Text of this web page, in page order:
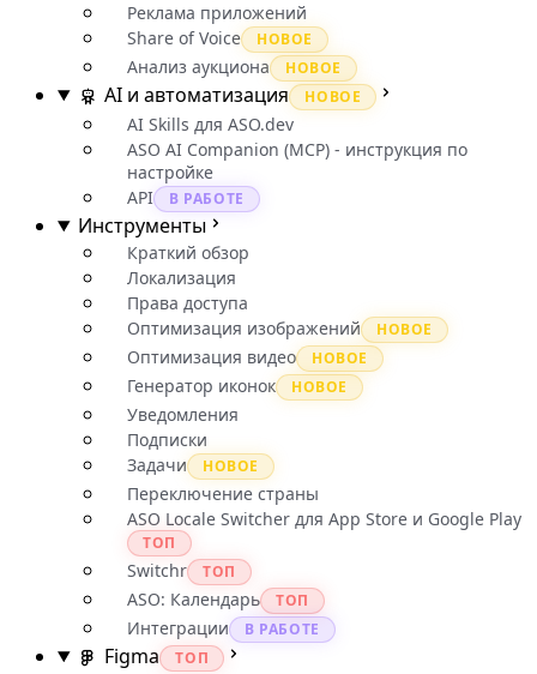
Реклама приложений
Share of Voice
НОВОЕ
Анализ аукциона НОВОЕ
AI и автоматизация НОВОЕ
AI Skills для ASO.dev
ASO AI Companion (MCP) - инструкция по
настройке
API
В РАБОТЕ
Инструменты
Краткий обзор
Локализация
Права доступа
Оптимизация изображений
НОВОЕ
Оптимизация видео НОВОЕ
Генератор иконок НОВОЕ
Уведомления
Подписки
Задачи
НОВОЕ
Переключение страны
ASO Locale Switcher для App Store и Google Play
ТОП
Switchr ТОП
ASO: Календарь ТОП
Интеграции В РАБОТЕ
Figma ТОП